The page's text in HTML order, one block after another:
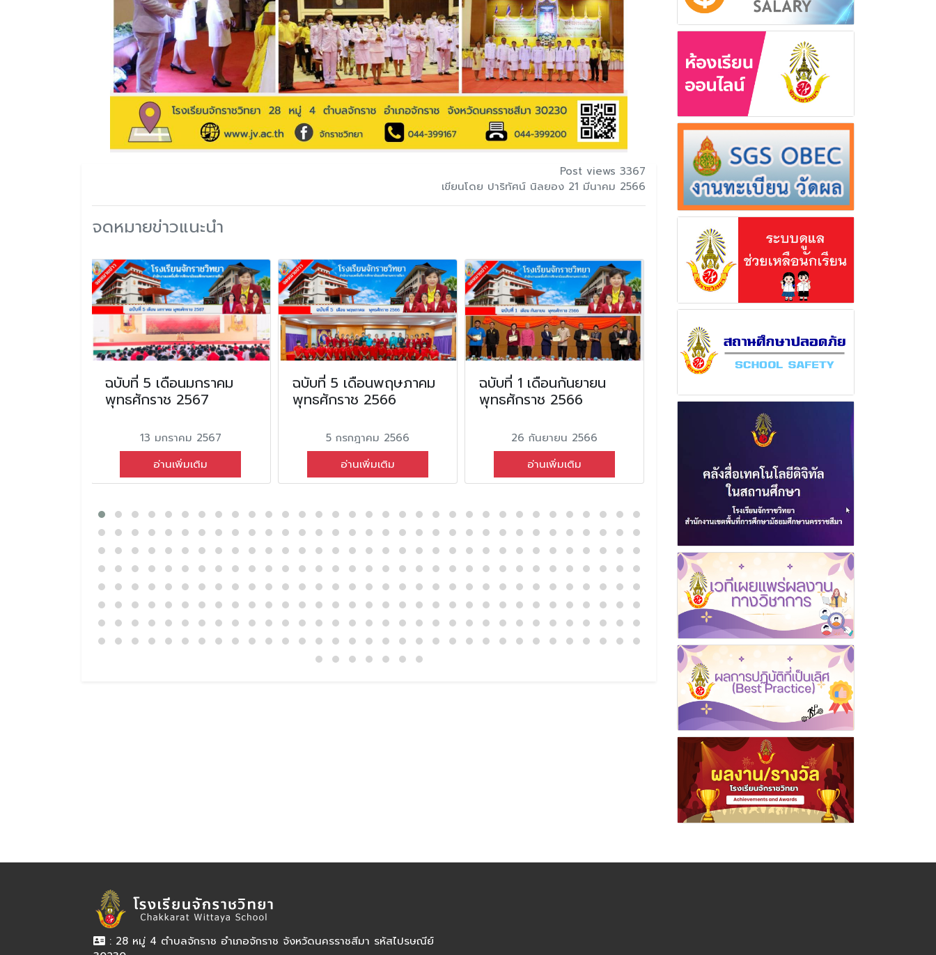
Post views 3367
เขียนโดย ปาริทัศน์ นิลยอง 21 มีนาคม 2566
จดหมายข่าวแนะนำ
ฉบับที่ 5 เดือนมกราคม
พุทธศักราช 2567
13 มกราคม 2567
อ่านเพิ่มเติม
ฉบับที่ 5 เดือนพฤษภาคม
พุทธศักราช 2566
5 กรกฎาคม 2566
อ่านเพิ่มเติม
ฉบับที่ 1 เดือนกันยายน
พุทธศักราช 2566
26 กันยายน 2566
อ่านเพิ่มเติม
พุทธศักราช 2567
13 มิถุนายน 2567
อ่านเพิ่มเติม
พุทธศักราช
: 28 หมู่ 4 ตำบลจักราช อำเภอจักราช จังหวัดนครราชสีมา รหัสไปรษณีย์